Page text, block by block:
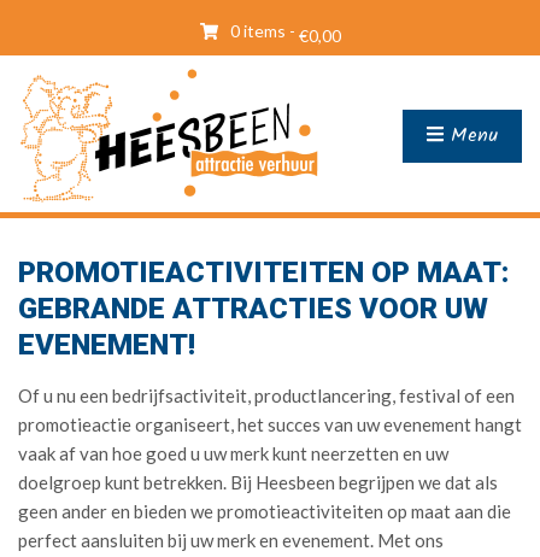
0 items - €0,00
Menu
PROMOTIEACTIVITEITEN OP MAAT:
GEBRANDE ATTRACTIES VOOR UW
EVENEMENT!
Of u nu een bedrijfsactiviteit, productlancering, festival of een
promotieactie organiseert, het succes van uw evenement hangt
vaak af van hoe goed u uw merk kunt neerzetten en uw
doelgroep kunt betrekken. Bij Heesbeen begrijpen we dat als
geen ander en bieden we promotieactiviteiten op maat aan die
perfect aansluiten bij uw merk en evenement. Met ons